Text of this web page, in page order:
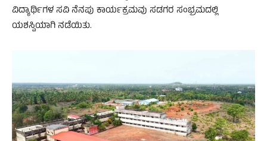
ವಿದ್ಯಾರ್ಥಿಗಳ ಸವಿ ನೆನಪು ಕಾರ್ಯಕ್ರಮವು ಸಡಗರ ಸಂಭ್ರಮದಲ್ಲಿ
ಯಶಸ್ವಿಯಾಗಿ ನಡೆಯಿತು.